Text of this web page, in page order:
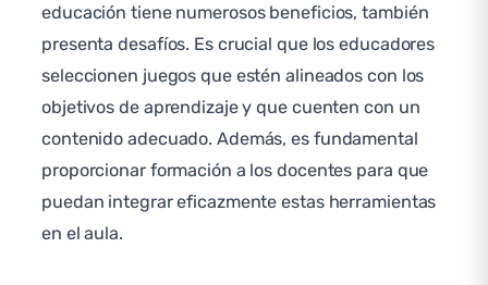
educación tiene numerosos beneficios, también
presenta desafíos. Es crucial que los educadores
seleccionen juegos que estén alineados con los
objetivos de aprendizaje y que cuenten con un
contenido adecuado. Además, es fundamental
proporcionar formación a los docentes para que
puedan integrar eficazmente estas herramientas
en el aula.